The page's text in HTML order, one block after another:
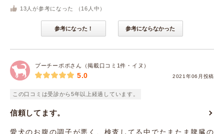
13 人が参考になった （ 16 人中）
参考になった！ 参考にならなかった
プーチーポポさん（掲載口コミ1件・イヌ）
2021年06月投稿
5.0
この口コミは受診から5年以上経過しています。
信頼してます。
愛犬のお腹の調子が悪く、検査してる中でたまたま脾臓の